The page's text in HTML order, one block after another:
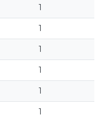
1
1
1
1
1
1